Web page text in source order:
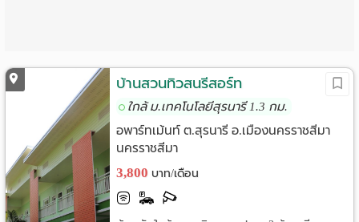
บ้านสวนทิวสนรีสอร์ท
ใกล้ ม.เทคโนโลยีสุรนารี 1.3 กม.
อพาร์ทเม้นท์ ต.สุรนารี อ.เมืองนครราชสีมา
นครราชสีมา
3,800 บาท/เดือน